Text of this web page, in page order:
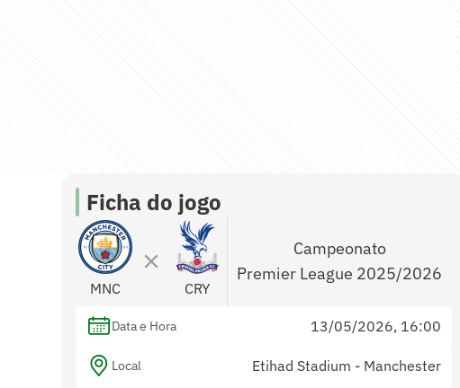
Ficha do jogo
MNC CRY
Campeonato
Premier League 2025/2026
Data e Hora 13/05/2026, 16:00
Local Etihad Stadium - Manchester